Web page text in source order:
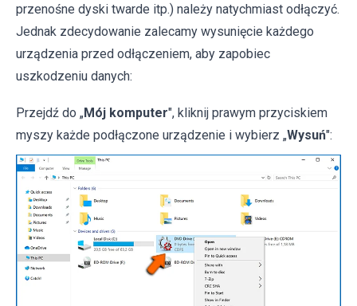
przenośne dyski twarde itp.) należy natychmiast odłączyć.
Jednak zdecydowanie zalecamy wysunięcie każdego
urządzenia przed odłączeniem, aby zapobiec
uszkodzeniu danych:
Przejdź do „Mój komputer", kliknij prawym przyciskiem
myszy każde podłączone urządzenie i wybierz „Wysuń":